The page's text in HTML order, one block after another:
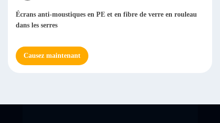
Écrans anti-moustiques en PE et en fibre de verre en rouleau
dans les serres
Causez maintenant